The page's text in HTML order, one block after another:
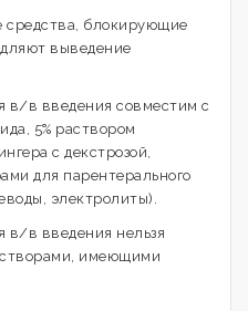
средства, блокирующие
выведение
в/в введения совместим с
5% раствором
с декстрозой,
для парентерального
электролиты).
в/в введения нельзя
имеющими